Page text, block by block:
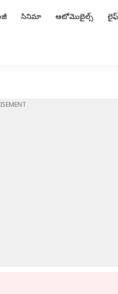
సినిమా ఆటోమొబైల్స్